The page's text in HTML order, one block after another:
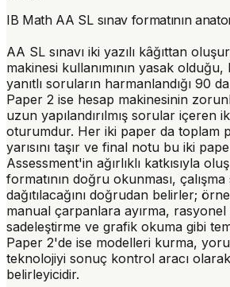
IB Math AA SL sınav formatının
AA SL sınavı iki yazılı kâğıttan
makinesi kullanımının yasak olduğu,
yanıtlı soruların harmanlandığı 90
Paper 2 ise hesap makinesinin
uzun yapılandırılmış sorular içeren
oturumdur. Her iki paper da toplam
yarısını taşır ve final notu bu iki
Assessment'in ağırlıklı katkısıyla
formatının doğru okunması,
dağıtılacağını doğrudan belirler;
manual çarpanlara ayırma, rasyonel
sadeleştirme ve grafik okuma gibi
Paper 2'de ise modelleri kurma,
teknolojiyi sonuç kontrol aracı
belirleyicidir.